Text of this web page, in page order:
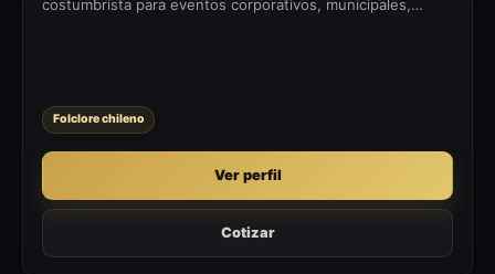
costumbrista para eventos corporativos, municipales,
Folclore chileno
Ver perfil
Cotizar